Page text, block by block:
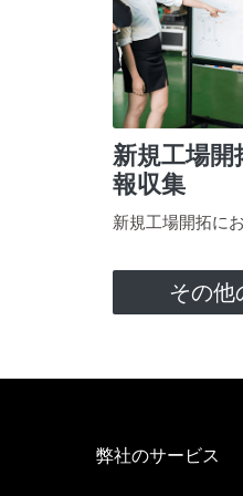
新規工場
報収集
新規工場開拓に
その他
弊社のサービス